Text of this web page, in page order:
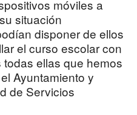
móviles a
situación
disponer de ellos
el curso escolar con
ellas que hemos
Ayuntamiento y
de Servicios